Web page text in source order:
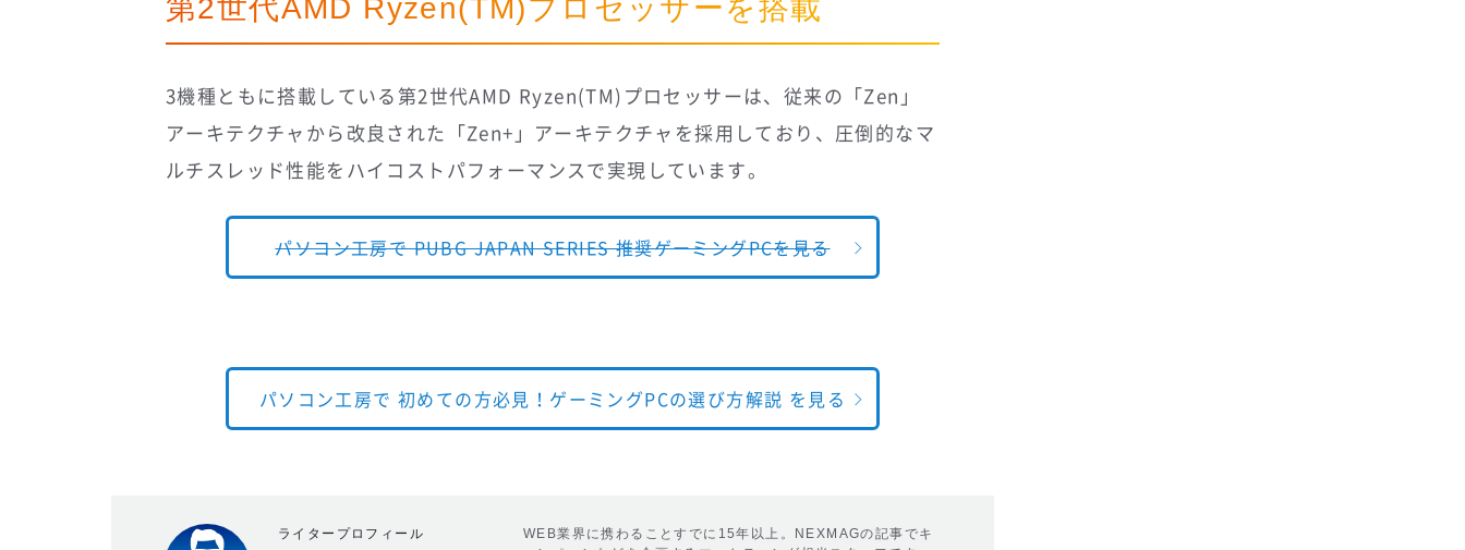
第2世代AMD Ryzen(TM)プロセッサーを搭載
3機種ともに搭載している第2世代AMD Ryzen(TM)プロセッサーは、従来の「Zen」
アーキテクチャから改良された「Zen+」アーキテクチャを採用しており、圧倒的なマ
ルチスレッド性能をハイコストパフォーマンスで実現しています。
パソコン工房で PUBG JAPAN SERIES 推奨ゲーミングPCを見る
パソコン工房で 初めての方必見！ゲーミングPCの選び方解説 を見る
ライタープロフィール
WEB業界に携わることすでに15年以上。NEXMAGの記事でキ